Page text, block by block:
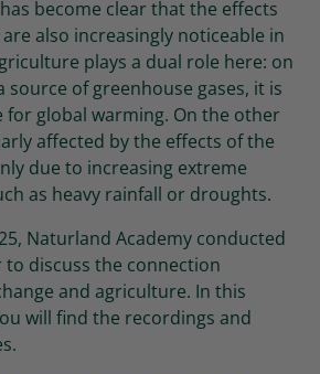
become clear that the effects
also increasingly noticeable in
plays a dual role here: on
source of greenhouse gases, it is
for global warming. On the other
affected by the effects of the
due to increasing extreme
as heavy rainfall or droughts.
Naturland Academy conducted
discuss the connection
and agriculture. In this
will find the recordings and